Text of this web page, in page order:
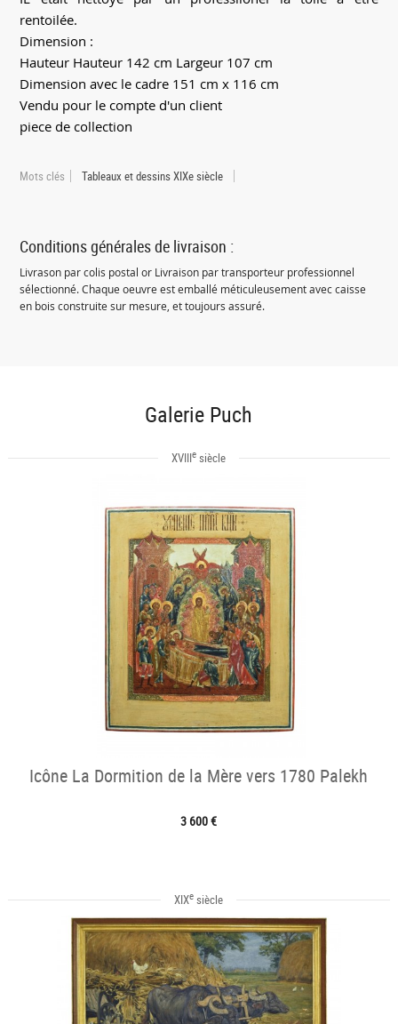
rentoilée.
Dimension :
Hauteur Hauteur 142 cm Largeur 107 cm
Dimension avec le cadre 151 cm x 116 cm
Vendu pour le compte d'un client
piece de collection
Mots clés Tableaux et dessins XIXe siècle
Conditions générales de livraison :
Livrason par colis postal or Livraison par transporteur professionnel
sélectionné. Chaque oeuvre est emballé méticuleusement avec caisse
en bois construite sur mesure, et toujours assuré.
Galerie Puch
XVIIIe siècle
Icône La Dormition de la Mère vers 1780 Palekh
3 600 €
XIXe siècle